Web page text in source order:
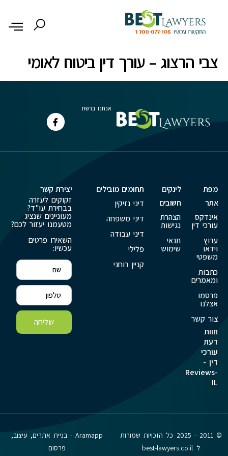
צבי הרצוג – עורך דין ביטוח לאומי
אנחנו ברשת
מפת
אתר
אינדקס
עורכי דין
ערוץ
וידאו
משפטי
כתבות
ומאמרים
פרסמו
אצלנו
צור קשר
חוות
דעת
עורכי
דין -
Reviews-
IL
לינקים
חשובים
הצהרת
נגישות
תנאי
שימוש
תחומים מובילים
דיני נזיקין
דיני משפחה
דיני עבודה
פלילי
קניין רוחני
יצירת קשר
זקוקים לעזרה
בבחירת עו"ד?
מעוניינים שנציג
מטעמנו יעזור לכם?
השאירו פרטים
עכשיו:
שליחה
© 2011 - 2025 כל הזכויות שמורות
ל best-lawyers.co.il
Aramapp - בניית אתרים, עיצוב,
פרסום